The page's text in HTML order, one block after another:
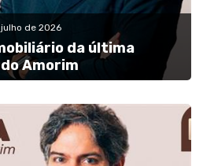
de 2026
da última
Amorim